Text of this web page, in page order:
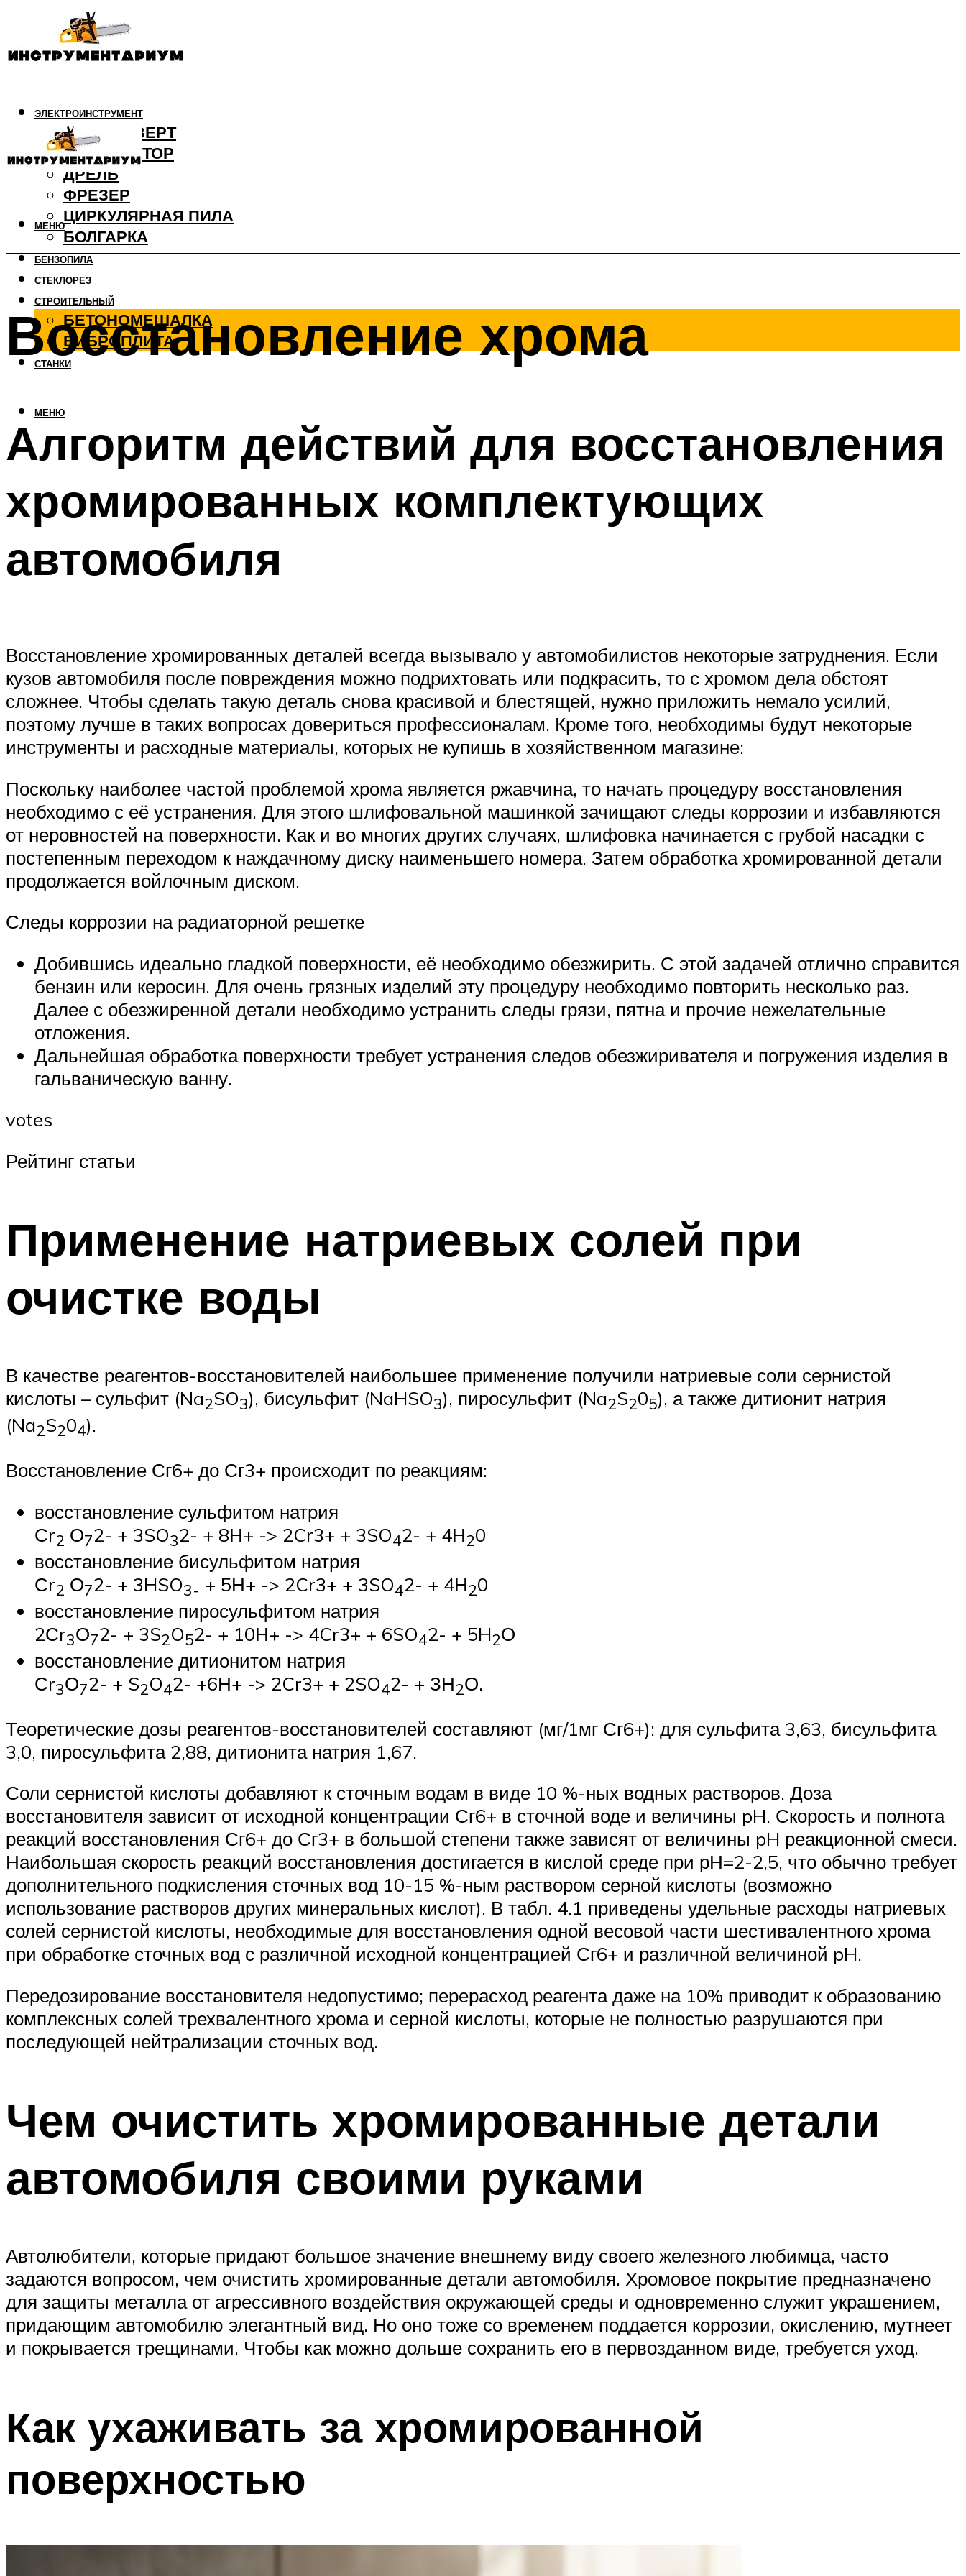
ЭЛЕКТРОИНСТРУМЕНТ
ШУРУПОВЕРТ
ПЕРФОРАТОР
ДРЕЛЬ
ФРЕЗЕР
ЦИРКУЛЯРНАЯ ПИЛА
БОЛГАРКА
БЕНЗОПИЛА
СТЕКЛОРЕЗ
СТРОИТЕЛЬНЫЙ
БЕТОНОМЕШАЛКА
ВИБРОПЛИТА
СТАНКИ
МЕНЮ
МЕНЮ
Восстановление хрома
Алгоритм действий для восстановления
хромированных комплектующих
автомобиля
Восстановление хромированных деталей всегда вызывало у автомобилистов некоторые затруднения. Если
кузов автомобиля после повреждения можно подрихтовать или подкрасить, то с хромом дела обстоят
сложнее. Чтобы сделать такую деталь снова красивой и блестящей, нужно приложить немало усилий,
поэтому лучше в таких вопросах довериться профессионалам. Кроме того, необходимы будут некоторые
инструменты и расходные материалы, которых не купишь в хозяйственном магазине:
Поскольку наиболее частой проблемой хрома является ржавчина, то начать процедуру восстановления
необходимо с её устранения. Для этого шлифовальной машинкой зачищают следы коррозии и избавляются
от неровностей на поверхности. Как и во многих других случаях, шлифовка начинается с грубой насадки с
постепенным переходом к наждачному диску наименьшего номера. Затем обработка хромированной детали
продолжается войлочным диском.
Следы коррозии на радиаторной решетке
Добившись идеально гладкой поверхности, её необходимо обезжирить. С этой задачей отлично справится
бензин или керосин. Для очень грязных изделий эту процедуру необходимо повторить несколько раз.
Далее с обезжиренной детали необходимо устранить следы грязи, пятна и прочие нежелательные
отложения.
Дальнейшая обработка поверхности требует устранения следов обезжиривателя и погружения изделия в
гальваническую ванну.
votes
Рейтинг статьи
Применение натриевых солей при
очистке воды
В качестве реагентов-восстановителей наибольшее применение получили натриевые соли сернистой
кислоты – сульфит (Na2SO3), бисульфит (NaHSO3), пиросульфит (Na2S205), а также дитионит натрия
(Na2S204).
Восстановление Сг6+ до Сг3+ происходит по реакциям:
восстановление сульфитом натрия
Сr2 О72- + 3SO32- + 8Н+ -> 2Cr3+ + 3SO42- + 4Н20
восстановление бисульфитом натрия
Сr2 О72- + 3HSO3- + 5Н+ -> 2Cr3+ + 3SO42- + 4Н20
восстановление пиросульфитом натрия
2Сr3О72- + 3S2O52- + 10Н+ -> 4Cr3+ + 6SO42- + 5H2О
восстановление дитионитом натрия
Сr3О72- + S2O42- +6Н+ -> 2Cr3+ + 2SO42- + ЗН2О.
Теоретические дозы реагентов-восстановителей составляют (мг/1мг Сг6+): для сульфита 3,63, бисульфита
3,0, пиросульфита 2,88, дитионита натрия 1,67.
Соли сернистой кислоты добавляют к сточным водам в виде 10 %-ных водных растворов. Доза
восстановителя зависит от исходной концентрации Сг6+ в сточной воде и величины pH. Скорость и полнота
реакций восстановления Сг6+ до Сг3+ в большой степени также зависят от величины pH реакционной смеси.
Наибольшая скорость реакций восстановления достигается в кислой среде при рН=2-2,5, что обычно требует
дополнительного подкисления сточных вод 10-15 %-ным раствором серной кислоты (возможно
использование растворов других минеральных кислот). В табл. 4.1 приведены удельные расходы натриевых
солей сернистой кислоты, необходимые для восстановления одной весовой части шестивалентного хрома
при обработке сточных вод с различной исходной концентрацией Сг6+ и различной величиной pH.
Передозирование восстановителя недопустимо; перерасход реагента даже на 10% приводит к образованию
комплексных солей трехвалентного хрома и серной кислоты, которые не полностью разрушаются при
последующей нейтрализации сточных вод.
Чем очистить хромированные детали
автомобиля своими руками
Автолюбители, которые придают большое значение внешнему виду своего железного любимца, часто
задаются вопросом, чем очистить хромированные детали автомобиля. Хромовое покрытие предназначено
для защиты металла от агрессивного воздействия окружающей среды и одновременно служит украшением,
придающим автомобилю элегантный вид. Но оно тоже со временем поддается коррозии, окислению, мутнеет
и покрывается трещинами. Чтобы как можно дольше сохранить его в первозданном виде, требуется уход.
Как ухаживать за хромированной
поверхностью